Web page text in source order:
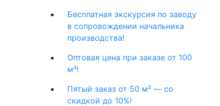
Бесплатная экскурсия по заводу
в сопровождении начальника
производства!
Оптовая цена при заказе от 100
м³!
Пятый заказ от 50 м³ — со
скидкой до 10%!